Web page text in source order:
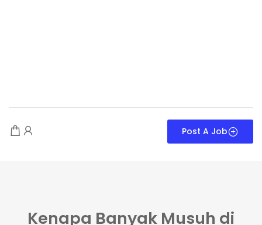
Post A Job
Kenapa Banyak Musuh di